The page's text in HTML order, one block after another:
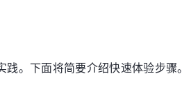
。下面将简要介绍快速体验步骤。